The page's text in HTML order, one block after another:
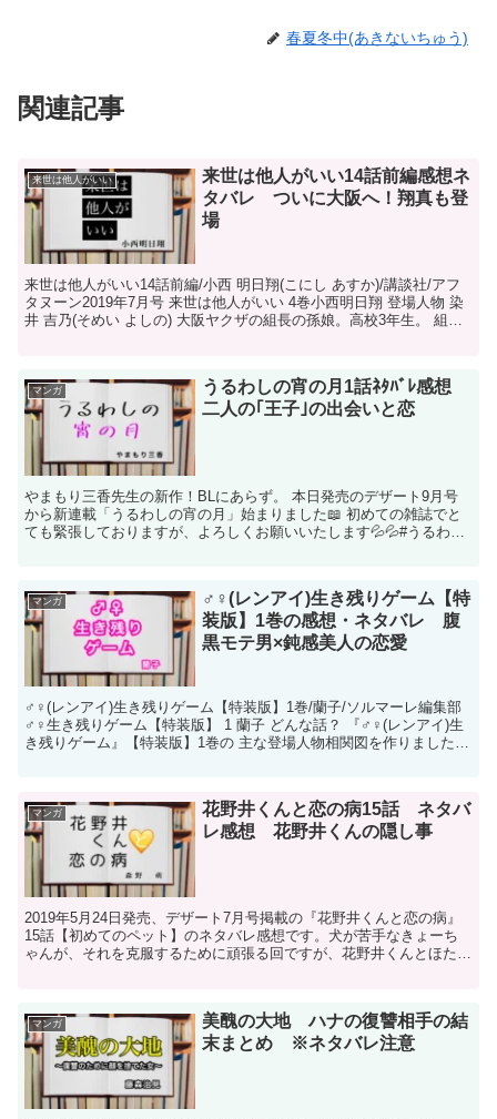
春夏冬中(あきないちゅう)
関連記事
来世は他人がいい
来世は他人がいい14話前編感想ネ
タバレ ついに大阪へ！翔真も登
場
来世は他人がいい14話前編/小西 明日翔(こにし あすか)/講談社/アフ
タヌーン2019年7月号 来世は他人がいい 4巻小西明日翔 登場人物 染
井 吉乃(そめい よしの) 大阪ヤクザの組長の孫娘。高校3年生。 組長
マンガ
うるわしの宵の月1話ﾈﾀﾊﾞﾚ感想
二人の｢王子｣の出会いと恋
やまもり三香先生の新作！BLにあらず。 本日発売のデザート9月号
から新連載「うるわしの宵の月」始まりました📖 初めての雑誌でと
ても緊張しておりますが、よろしくお願いいたします💦💦#うるわし
マンガ
♂♀(レンアイ)生き残りゲーム【特
装版】1巻の感想・ネタバレ 腹
黒モテ男×鈍感美人の恋愛
♂♀(レンアイ)生き残りゲーム【特装版】1巻/蘭子/ソルマーレ編集部
♂♀生き残りゲーム【特装版】 1 蘭子 どんな話？ 『♂♀(レンアイ)生
き残りゲーム』【特装版】1巻の 主な登場人物相関図を作りました。
マンガ
花野井くんと恋の病15話 ネタバ
レ感想 花野井くんの隠し事
2019年5月24日発売、デザート7月号掲載の『花野井くんと恋の病』
15話【初めてのペット】のネタバレ感想です。犬が苦手なきょーち
ゃんが、それを克服するために頑張る回ですが、花野井くんとほたる
マンガ
美醜の大地 ハナの復讐相手の結
末まとめ ※ネタバレ注意